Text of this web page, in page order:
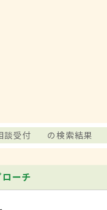
談受付 の検索結果
ーチ